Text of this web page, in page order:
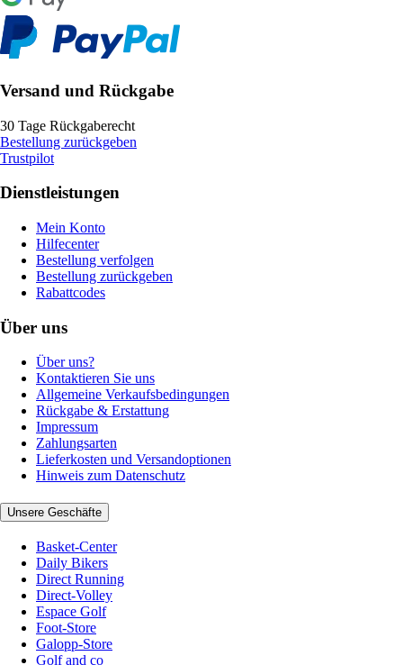
Versand und Rückgabe
30 Tage Rückgaberecht
Bestellung zurückgeben
Trustpilot
Dienstleistungen
Mein Konto
Hilfecenter
Bestellung verfolgen
Bestellung zurückgeben
Rabattcodes
Über uns
Über uns?
Kontaktieren Sie uns
Allgemeine Verkaufsbedingungen
Rückgabe & Erstattung
Impressum
Zahlungsarten
Lieferkosten und Versandoptionen
Hinweis zum Datenschutz
Unsere Geschäfte
Basket-Center
Daily Bikers
Direct Running
Direct-Volley
Espace Golf
Foot-Store
Galopp-Store
Golf and co